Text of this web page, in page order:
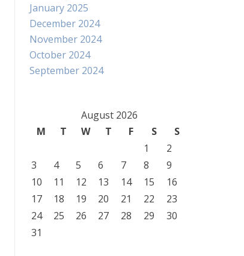
January 2025
December 2024
November 2024
October 2024
September 2024
August 2026
M
T W T F S
S
1
2
3
4 5 6 7 8
9
10
11 12 13 14 15
16
17
18 19 20 21 22
23
24
25 26 27 28 29
30
31